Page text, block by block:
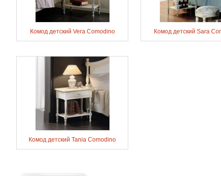
Комод детский Vera Comodino Комод детский Sara
Комод детский Tania Comodino